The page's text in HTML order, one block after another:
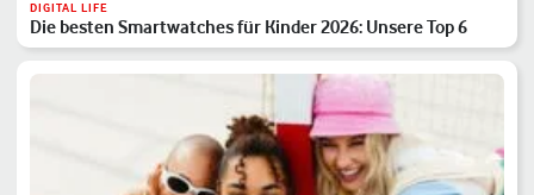
DIGITAL LIFE
Die besten Smartwatches für Kinder 2026: Unsere Top 6